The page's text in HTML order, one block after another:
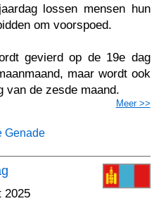
lossen mensen hun
om voorspoed.
gevierd op de 19e dag
maar wordt ook
van de zesde maand.
Meer >>
Genade
2025